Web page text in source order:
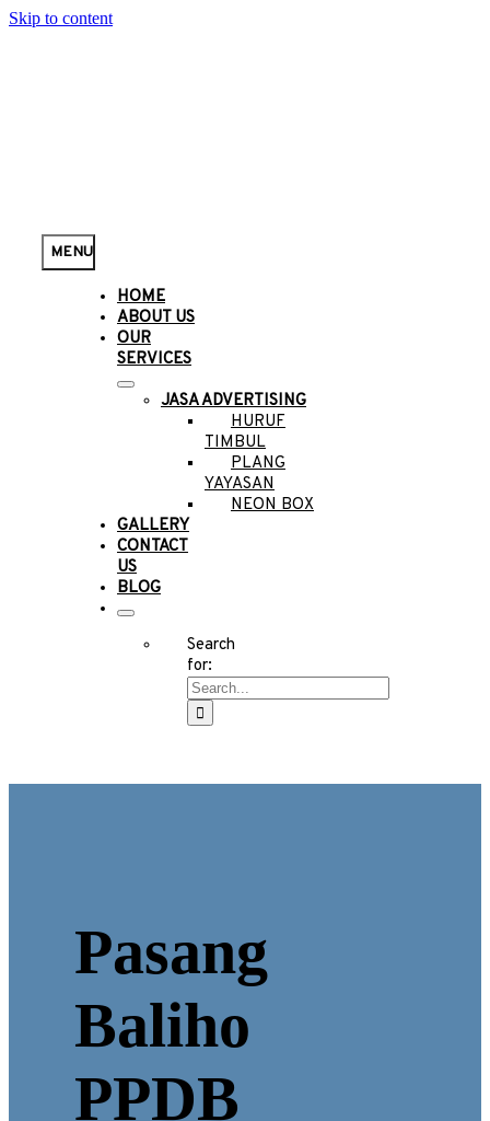
Skip to content
MENU
HOME
ABOUT US
OUR
SERVICES
JASA ADVERTISING
HURUF
TIMBUL
PLANG
YAYASAN
NEON BOX
GALLERY
CONTACT
US
BLOG
Search
for:
Pasang
Baliho
PPDB